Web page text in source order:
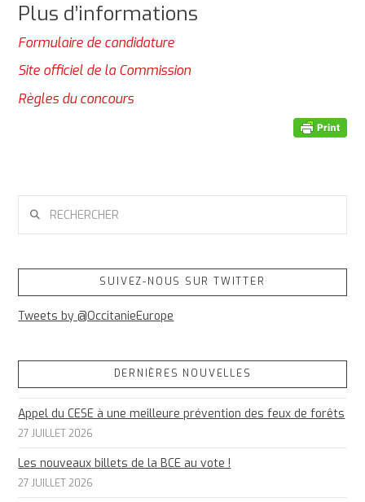
Plus d’informations
Formulaire de candidature
Site officiel de la Commission
Règles du concours
SUIVEZ-NOUS SUR TWITTER
Tweets by @OccitanieEurope
DERNIÈRES NOUVELLES
Appel du CESE à une meilleure prévention des feux de forêts
27 JUILLET 2026
Les nouveaux billets de la BCE au vote !
27 JUILLET 2026